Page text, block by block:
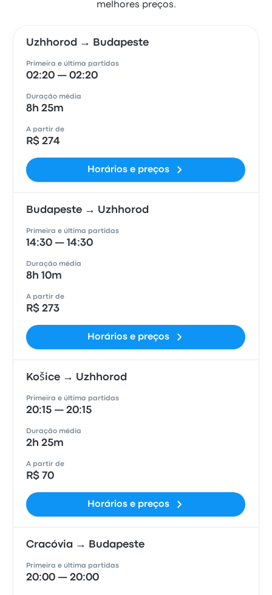
melhores preços.
Uzhhorod → Budapeste
Primeira e última partidas
02:20 — 02:20
Duração média
8h 25m
A partir de
R$ 274
Horários e preços
Budapeste → Uzhhorod
Primeira e última partidas
14:30 — 14:30
Duração média
8h 10m
A partir de
R$ 273
Horários e preços
Košice → Uzhhorod
Primeira e última partidas
20:15 — 20:15
Duração média
2h 25m
A partir de
R$ 70
Horários e preços
Cracóvia → Budapeste
Primeira e última partidas
20:00 — 20:00